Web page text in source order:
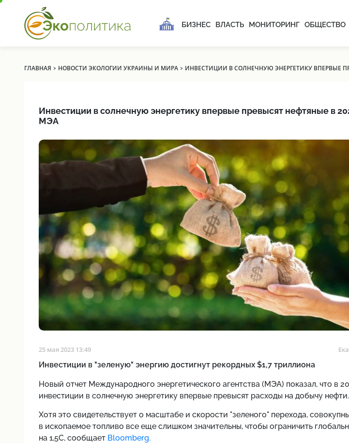
БИЗНЕС ВЛАСТЬ МОНИТОРИНГ ОБЩЕСТВО
ГЛАВНАЯ › НОВОСТИ ЭКОЛОГИИ УКРАИНЫ И МИРА› ИНВЕСТИЦИИ В СОЛНЕЧНУЮ ЭНЕРГЕТИКУ ВПЕРВЫЕ
Инвестиции в солнечную энергетику впервые превысят нефтяные в
МЭА
25 мая 2023 13:49
Инвестиции в "зеленую" энергию достигнут рекордных $1,7 триллиона
Новый отчет Международного энергетического агентства (МЭА) показал, что в
инвестиции в солнечную энергетику впервые превысят расходы на добычу нефти.
Хотя это свидетельствует о масштабе и скорости "зеленого" перехода,
в ископаемое топливо все еще слишком значительны, чтобы ограничить
на 1,5С, сообщает Bloomberg.